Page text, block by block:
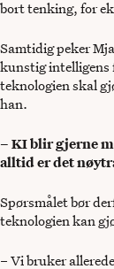
bort tenking, for
Samtidig peker
kunstig intelligens
teknologien skal
han.
– KI blir gjerne
alltid er det
Spørsmålet bør
teknologien kan
– Vi bruker